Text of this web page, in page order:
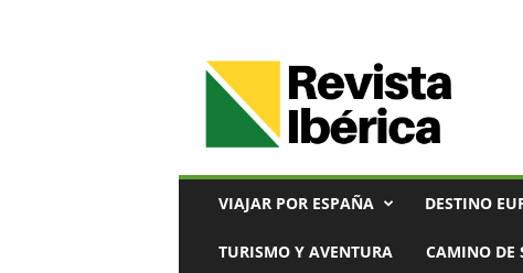
VIAJAR POR ESPAÑA DESTINO
TURISMO Y AVENTURA CAMINO DE